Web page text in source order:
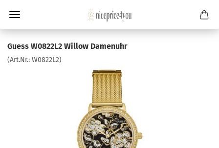
Guess W0822L2 Willow Damenuhr
(Art.Nr.: W0822L2)